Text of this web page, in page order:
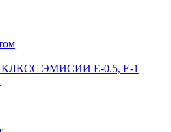
КЛКСС ЭМИСИИ Е-0.5, Е-1